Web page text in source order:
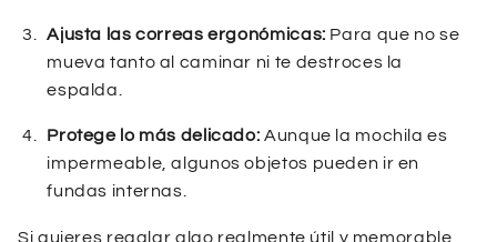
Ajusta las correas ergonómicas: Para que no se
mueva tanto al caminar ni te destroces la
espalda.
Protege lo más delicado: Aunque la mochila es
impermeable, algunos objetos pueden ir en
fundas internas.
Si quieres regalar algo realmente útil y memorable